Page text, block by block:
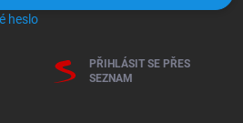
heslo
PŘIHLÁSIT SE PŘES
SEZNAM